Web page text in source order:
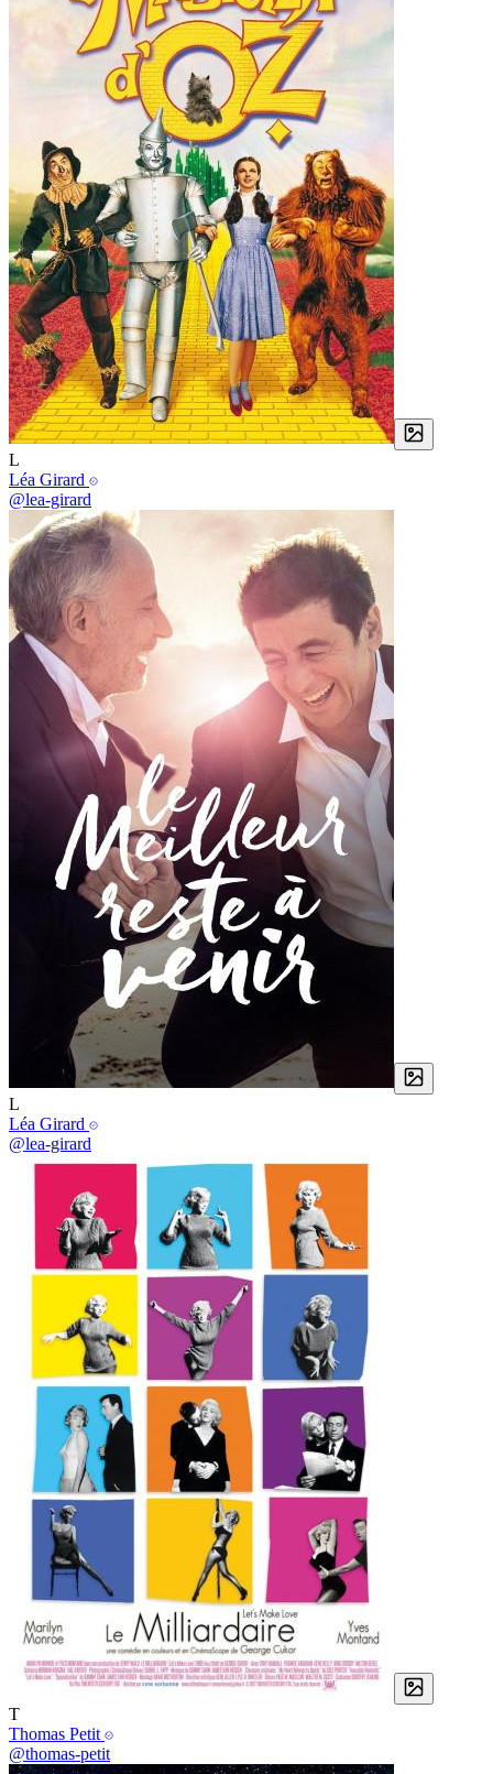
L
Léa Girard
@lea-girard
L
Léa Girard
@lea-girard
T
Thomas Petit
@thomas-petit